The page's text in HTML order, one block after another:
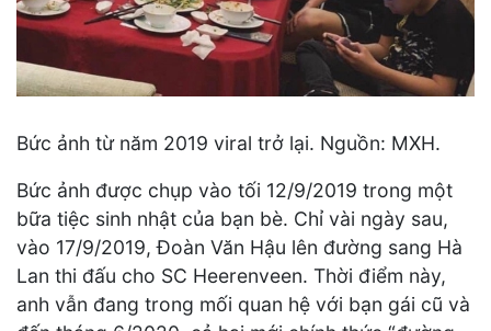
Bức ảnh từ năm 2019 viral trở lại. Nguồn: MXH.
Bức ảnh được chụp vào tối 12/9/2019 trong một
bữa tiệc sinh nhật của bạn bè. Chỉ vài ngày sau,
vào 17/9/2019, Đoàn Văn Hậu lên đường sang Hà
Lan thi đấu cho SC Heerenveen. Thời điểm này,
anh vẫn đang trong mối quan hệ với bạn gái cũ và